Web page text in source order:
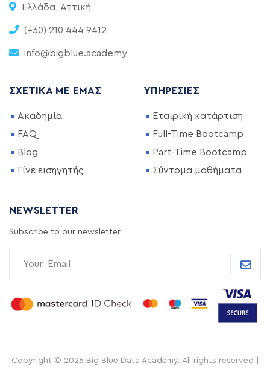
Ελλάδα, Αττική
(+30) 210 444 9412
info@bigblue.academy
ΣΧΕΤΙΚΆ ΜΕ ΕΜΆΣ
Ακαδημία
FAQ
Blog
Γίνε εισηγητής
ΥΠΗΡΕΣΊΕΣ
Εταιρική κατάρτιση
Full-Time Bootcamp
Part-Time Bootcamp
Σύντομα μαθήματα
NEWSLETTER
Subscribe to our newsletter
Copyright © 2026 Big Blue Data Academy. All rights reserved |